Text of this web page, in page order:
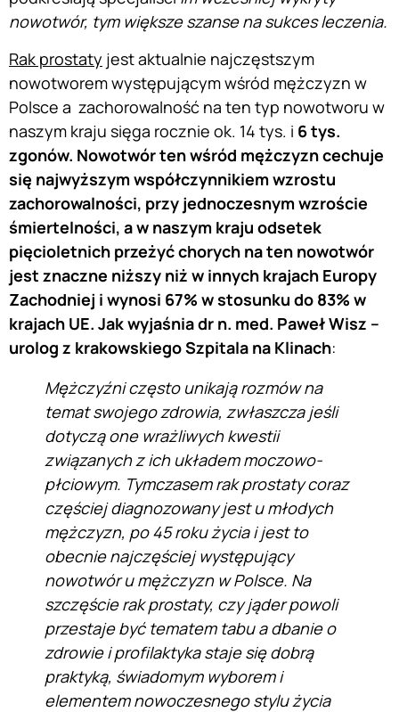
nowotwór, tym większe szanse na sukces leczenia.
Rak prostaty jest aktualnie najczęstszym
nowotworem występującym wśród mężczyzn w
Polsce a zachorowalność na ten typ nowotworu w
naszym kraju sięga rocznie ok. 14 tys. i 6 tys.
zgonów. Nowotwór ten wśród mężczyzn cechuje
się najwyższym współczynnikiem wzrostu
zachorowalności, przy jednoczesnym wzroście
śmiertelności, a w naszym kraju odsetek
pięcioletnich przeżyć chorych na ten nowotwór
jest znaczne niższy niż w innych krajach Europy
Zachodniej i wynosi 67% w stosunku do 83% w
krajach UE. Jak wyjaśnia dr n. med. Paweł Wisz –
urolog z krakowskiego Szpitala na Klinach:
Mężczyźni często unikają rozmów na
temat swojego zdrowia, zwłaszcza jeśli
dotyczą one wrażliwych kwestii
związanych z ich układem moczowo-
płciowym. Tymczasemrak prostaty coraz
częściej diagnozowany jest u młodych
mężczyzn, po 45 roku życia i jest to
obecnie najczęściej występujący
nowotwór u mężczyzn w Polsce. Na
szczęście rak prostaty, czy jąderpowoli
przestaje być tematem tabu adbanie o
zdrowie i profilaktyka staje się dobrą
praktyką, świadomym wyborem i
elementem nowoczesnego stylu życia